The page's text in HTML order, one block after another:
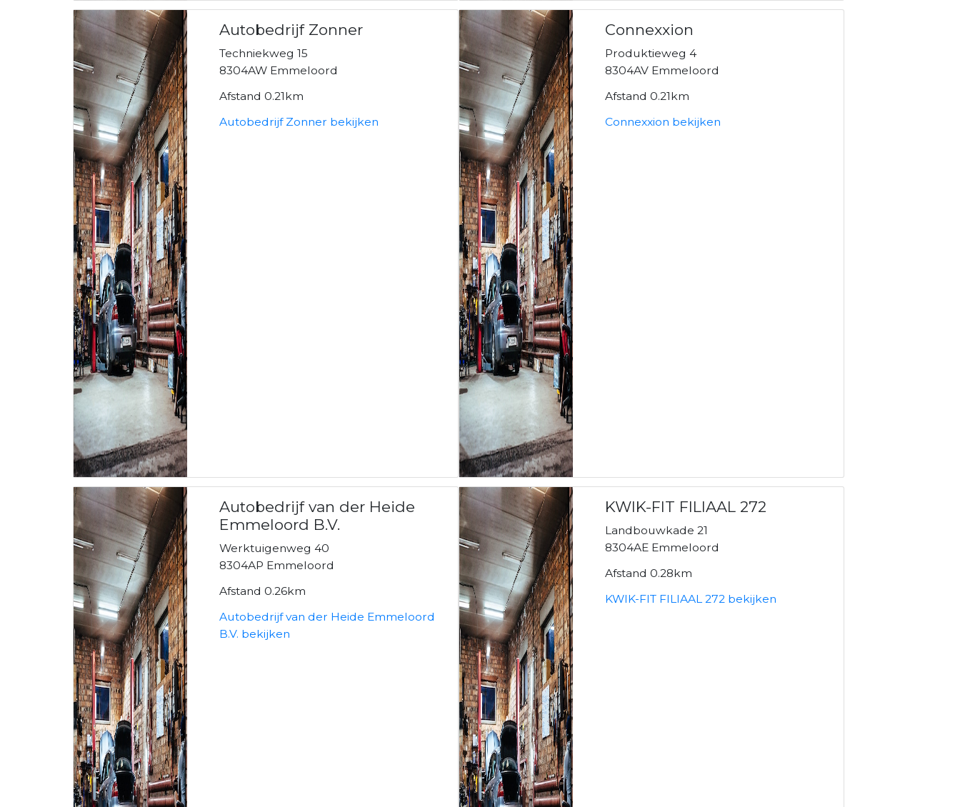
Autobedrijf Zonner
Techniekweg 15
8304AW Emmeloord
Afstand 0.21km
Autobedrijf Zonner bekijken
Connexxion
Produktieweg 4
8304AV Emmeloord
Afstand 0.21km
Connexxion bekijken
Autobedrijf van der Heide
Emmeloord B.V.
Werktuigenweg 40
8304AP Emmeloord
Afstand 0.26km
Autobedrijf van der Heide Emmeloord
B.V. bekijken
KWIK-FIT FILIAAL 272
Landbouwkade 21
8304AE Emmeloord
Afstand 0.28km
KWIK-FIT FILIAAL 272 bekijken